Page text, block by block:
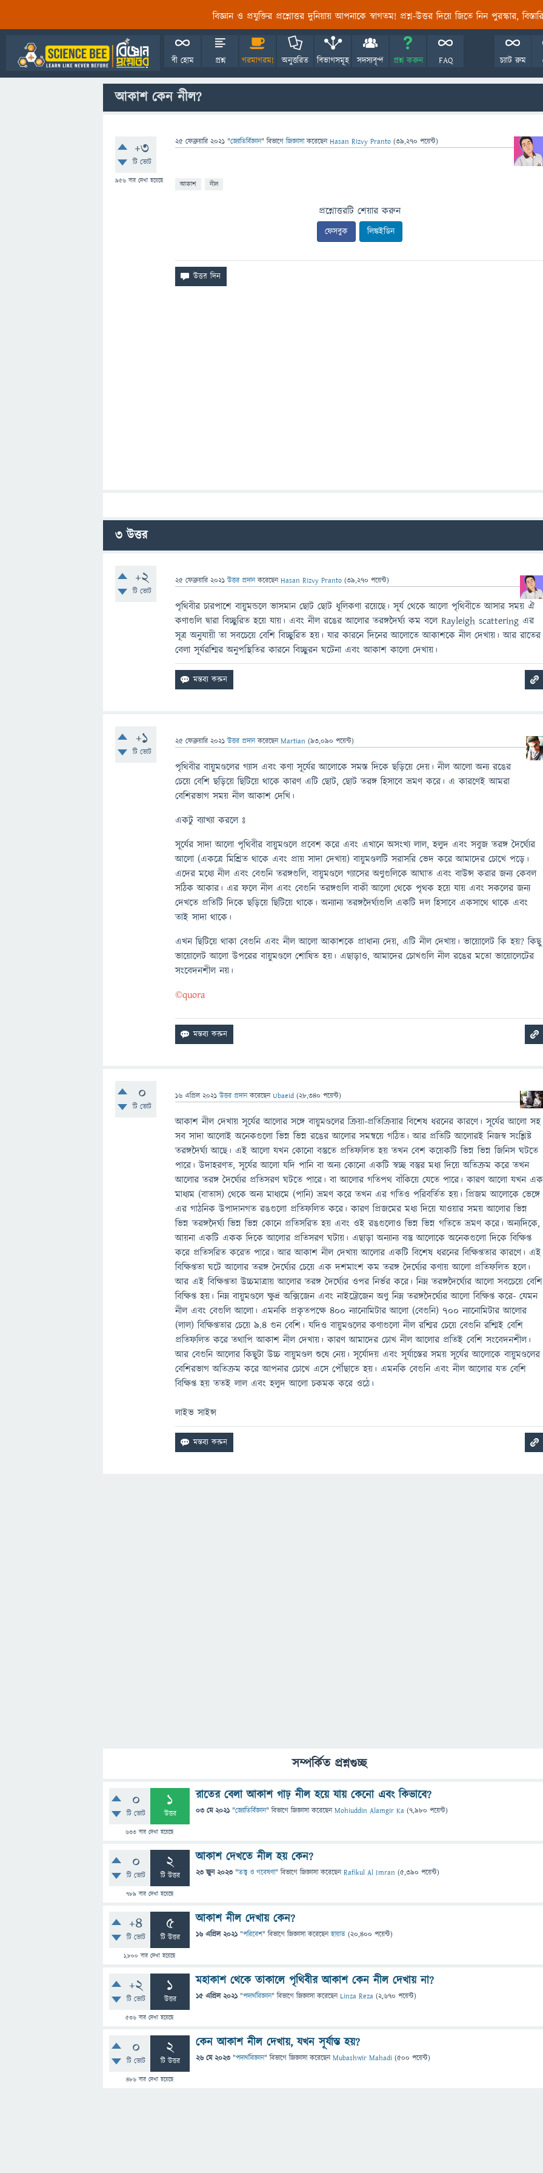
বিজ্ঞান ও প্রযুক্তির প্রশ্নোত্তর দুনিয়ায় আপনাকে স্বাগতম! প্রশ্ন-উত্তর দিয়ে জিতে নিন পুরস্কার,
বী হোম প্রশ্ন গরমাগরম! অনুত্তরিত বিভাগসমূহ সদস্যবৃন্দ প্রশ্ন করুন FAQ চ্যাট রুম
আকাশ কেন নীল?
+3
টি ভোট
956 বার দেখা হয়েছে
25 ফেব্রুয়ারি 2021 "জ্যোতির্বিজ্ঞান" বিভাগে জিজ্ঞাসাকরেছেনHasan Rizvy Pranto (39,270 পয়েন্ট)
আকাশ নীল
প্রশ্নোত্তরটি শেয়ার করুন
ফেসবুক লিঙ্কইডিন
3উত্তর
+2
টি ভোট
25 ফেব্রুয়ারি 2021 উত্তর প্রদান করেছেনHasan Rizvy Pranto (39,270 পয়েন্ট)
পৃথিবীর চারপাশে বায়ুমন্ডলে ভাসমান ছোট ছোট ধূলিকণা রয়েছে। সূর্য থেকে আলো পৃথিবীতে আসার সময় ঐ
কণাগুলি দ্বারা বিচ্ছুরিত হয়ে যায়। এবং নীল রঙের আলোর তরঙ্গদৈর্ঘ্য কম বলে Rayleigh scattering এর
সূত্র অনুযায়ী তা সবচেয়ে বেশি বিচ্ছুরিত হয়। যার কারনে দিনের আলোতে আকাশকে নীল দেখায়। আর রাতের
বেলা সূর্যরশ্মির অনুপস্থিতির কারনে বিচ্ছুরন ঘটেনা এবং আকাশ কালো দেখায়।
+1
টি ভোট
25 ফেব্রুয়ারি 2021 উত্তর প্রদান করেছেনMartian (93,090 পয়েন্ট)
পৃথিবীর বায়ুমণ্ডলের গ্যাস এবং কণা সূর্যের আলোকে সমস্ত দিকে ছড়িয়ে দেয়। নীল আলো অন্য রঙের
চেয়ে বেশি ছড়িয়ে ছিটিয়ে থাকে কারণ এটি ছোট, ছোট তরঙ্গ হিসাবে ভ্রমণ করে। এ কারণেই আমরা
বেশিরভাগ সময় নীল আকাশ দেখি।
একটু ব্যাখ্যা করলে ঃ
সূর্যের সাদা আলো পৃথিবীর বায়ুমণ্ডলে প্রবেশ করে এবং এখানে অসংখ্য লাল, হলুদ এবং সবুজ তরঙ্গ দৈর্ঘ্যের
আলো (একত্রে মিশ্রিত থাকে এবং প্রায় সাদা দেখায়) বায়ুমণ্ডলটি সরাসরি ভেদ করে আমাদের চোখে পড়ে।
এদের মধ্যে নীল এবং বেগুনি তরঙ্গগুলি, বায়ুমণ্ডলে গ্যাসের অণুগুলিকে আঘাত এবং বাউন্স করার জন্য কেবল
সঠিক আকার। এর ফলে নীল এবং বেগুনি তরঙ্গগুলি বাকী আলো থেকে পৃথক হয়ে যায় এবং সকলের জন্য
দেখতে প্রতিটি দিকে ছড়িয়ে ছিটিয়ে থাকে। অন্যান্য তরঙ্গদৈর্ঘ্যগুলি একটি দল হিসাবে একসাথে থাকে এবং
তাই সাদা থাকে।
এখন ছিটিয়ে থাকা বেগুনি এবং নীল আলো আকাশকে প্রাধান্য দেয়, এটি নীল দেখায়। ভায়োলেট কি হয়? কিছু
ভায়োলেট আলো উপরের বায়ুমণ্ডলে শোষিত হয়। এছাড়াও, আমাদের চোখগুলি নীল রঙের মতো ভায়োলেটের
সংবেদনশীল নয়।
©️quora
0
টি ভোট
16 এপ্রিল 2021 উত্তর প্রদান করেছেনUbaeid (28,340 পয়েন্ট)
আকাশ নীল দেখায় সূর্যের আলোর সঙ্গে বায়ুমণ্ডলের ক্রিয়া-প্রতিক্রিয়ার বিশেষ ধরনের কারণে। সূর্যের আলো সহ
সব সাদা আলোই অনেকগুলো ভিন্ন ভিন্ন রঙের আলোর সমন্বয়ে গঠিত। আর প্রতিটি আলোরই নিজস্ব সংশ্লিষ্ট
তরঙ্গদৈর্ঘ্য আছে। এই আলো যখন কোনো বস্তুতে প্রতিফলিত হয় তখন বেশ কয়েকটি ভিন্ন ভিন্ন জিনিস ঘটতে
পারে। উদাহরণত, সূর্যের আলো যদি পানি বা অন্য কোনো একটি স্বচ্ছ বস্তুর মধ্য দিয়ে অতিক্রম করে তখন
আলোর তরঙ্গ দৈর্ঘ্যের প্রতিসরণ ঘটতে পারে। বা আলোর গতিপথ বাঁকিয়ে যেতে পারে। কারণ আলো যখন এক
মাধ্যম (বাতাস) থেকে অন্য মাধ্যমে (পানি) ভ্রমণ করে তখন এর গতিও পরিবর্তিত হয়। প্রিজম আলোকে ভেঙ্গে
এর গাঠনিক উপাদানগত রঙগুলো প্রতিফলিত করে। কারণ প্রিজমের মধ্য দিয়ে যাওয়ার সময় আলোর ভিন্ন
ভিন্ন তরঙ্গদৈর্ঘ্য ভিন্ন ভিন্ন কোনে প্রতিসরিত হয় এবং ওই রঙগুলোও ভিন্ন ভিন্ন গতিতে ভ্রমণ করে। অন্যদিকে,
আয়না একটি একক দিকে আলোর প্রতিসরণ ঘটায়। এছাড়া অন্যান্য বস্তু আলোকে অনেকগুলো দিকে বিক্ষিপ্ত
করে প্রতিসরিত করেত পারে। আর আকাশ নীল দেখায় আলোর একটি বিশেষ ধরনের বিক্ষিপ্ততার কারণে। এই
বিক্ষিপ্ততা ঘটে আলোর তরঙ্গ দৈর্ঘ্যের চেয়ে এক দশমাংশ কম তরঙ্গ দৈর্ঘ্যের কণায় আলো প্রতিফলিত হলে।
আর এই বিক্ষিপ্ততা উচ্চমাত্রায় আলোর তরঙ্গ দৈর্ঘ্যের ওপর নির্ভর করে। নিম্ন তরঙ্গদৈর্ঘ্যের আলো সবচেয়ে বেশি
বিক্ষিপ্ত হয়। নিম্ন বায়ুমণ্ডলে ক্ষুদ্র অক্সিজেন এবং নাইট্রোজেন অণু নিম্ন তরঙ্গদৈর্ঘ্যের আলো বিক্ষিপ্ত করে- যেমন
নীল এবং বেগুলি আলো। এমনকি প্রকৃতপক্ষে ৪০০ ন্যানোমিটার আলো (বেগুনি) ৭০০ ন্যানোমিটার আলোর
(লাল) বিক্ষিপ্ততার চেয়ে ৯.৪ গুন বেশি। যদিও বায়ুমণ্ডলের কণাগুলো নীল রশ্মির চেয়ে বেগুনি রশ্মিই বেশি
প্রতিফলিত করে তথাপি আকাশ নীল দেখায়। কারণ আমাদের চোখ নীল আলোর প্রতিই বেশি সংবেদনশীল।
আর বেগুনি আলোর কিছুটা উচ্চ বায়ুমণ্ডল শুষে নেয়। সূর্যোদয় এবং সূর্যাস্তের সময় সূর্যের আলোকে বায়ুমণ্ডলের
বেশিরভাগ অতিক্রম করে আপনার চোখে এসে পৌঁছাতে হয়। এমনকি বেগুনি এবং নীল আলোর যত বেশি
বিক্ষিপ্ত হয় ততই লাল এবং হলুদ আলো চকমক করে ওঠে।
লাইভ সাইন্স
সম্পর্কিত প্রশ্নগুচ্ছ
0
টি ভোট
1
উত্তর
633 বার দেখা হয়েছে
রাতের বেলা আকাশ গাঢ় নীল হয়ে যায় কেনো এবং কিভাবে?
03 মে 2021 "জ্যোতির্বিজ্ঞান" বিভাগে জিজ্ঞাসাকরেছেনMohiuddin Alamgir Ka (7,980 পয়েন্ট)
0
টি ভোট
2
টি উত্তর
789 বার দেখা হয়েছে
আকাশ দেখতে নীল হয় কেন?
23 জুন 2023 "তত্ত্ব ও গবেষণা" বিভাগে জিজ্ঞাসাকরেছেনRafikul Al Imran (5,390 পয়েন্ট)
+4
টি ভোট
5
টি উত্তর
1,800 বার দেখা হয়েছে
আকাশ নীল দেখায় কেন?
16 এপ্রিল 2021 "পরিবেশ" বিভাগে জিজ্ঞাসাকরেছেনহায়াত (20,400 পয়েন্ট)
+2
টি ভোট
1
উত্তর
536 বার দেখা হয়েছে
মহাকাশ থেকে তাকালে পৃথিবীর আকাশ কেন নীল দেখায় না?
15 এপ্রিল 2021 "পদার্থবিজ্ঞান" বিভাগে জিজ্ঞাসাকরেছেনLinza Reza (2,670 পয়েন্ট)
0
টি ভোট
2
টি উত্তর
486বার দেখা হয়েছে
কেন আকাশ নীল দেখায়, যখন সূর্যাস্ত হয়?
26 মে 2023 "পদার্থবিজ্ঞান" বিভাগে জিজ্ঞাসাকরেছেনMubashwir Mahadi (500 পয়েন্ট)